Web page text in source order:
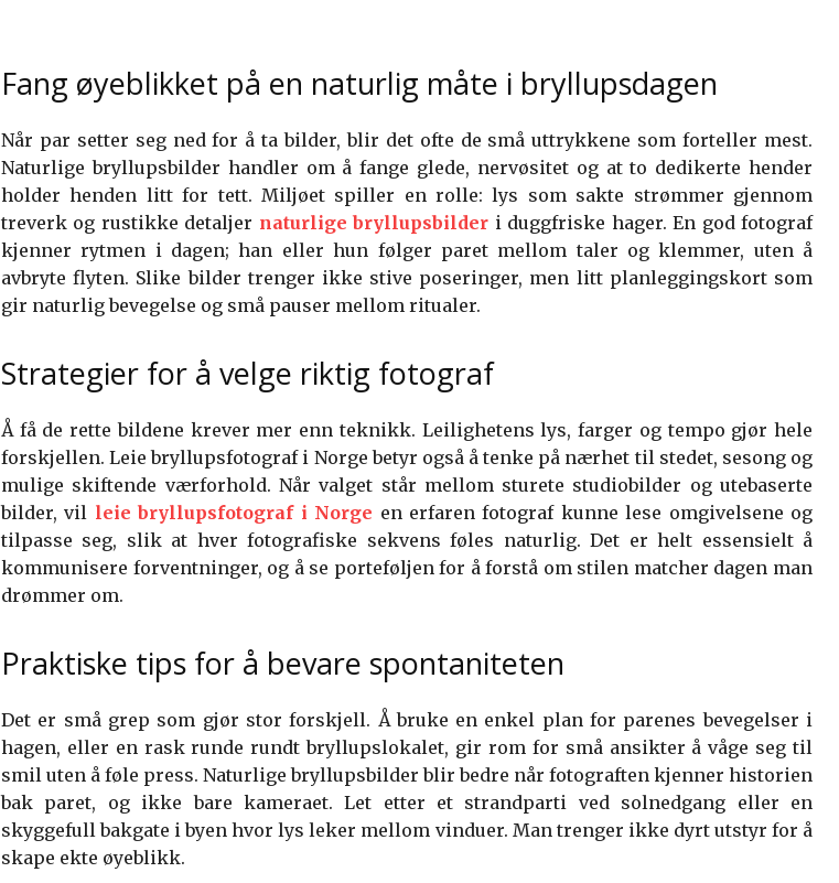
Fang øyeblikket på en naturlig måte i bryllupsdagen
Når par setter seg ned for å ta bilder, blir det ofte de små uttrykkene som forteller mest.
Naturlige bryllupsbilder handler om å fange glede, nervøsitet og at to dedikerte hender
holder henden litt for tett. Miljøet spiller en rolle: lys som sakte strømmer gjennom
treverk og rustikke detaljer naturlige bryllupsbilder i duggfriske hager. En god fotograf
kjenner rytmen i dagen; han eller hun følger paret mellom taler og klemmer, uten å
avbryte flyten. Slike bilder trenger ikke stive poseringer, men litt planleggingskort som
gir naturlig bevegelse og små pauser mellom ritualer.
Strategier for å velge riktig fotograf
Å få de rette bildene krever mer enn teknikk. Leilighetens lys, farger og tempo gjør hele
forskjellen. Leie bryllupsfotograf i Norge betyr også å tenke på nærhet til stedet, sesong og
mulige skiftende værforhold. Når valget står mellom sturete studiobilder og utebaserte
bilder, vil leie bryllupsfotograf i Norge en erfaren fotograf kunne lese omgivelsene og
tilpasse seg, slik at hver fotografiske sekvens føles naturlig. Det er helt essensielt å
kommunisere forventninger, og å se porteføljen for å forstå om stilen matcher dagen man
drømmer om.
Praktiske tips for å bevare spontaniteten
Det er små grep som gjør stor forskjell. Å bruke en enkel plan for parenes bevegelser i
hagen, eller en rask runde rundt bryllupslokalet, gir rom for små ansikter å våge seg til
smil uten å føle press. Naturlige bryllupsbilder blir bedre når fotograften kjenner historien
bak paret, og ikke bare kameraet. Let etter et strandparti ved solnedgang eller en
skyggefull bakgate i byen hvor lys leker mellom vinduer. Man trenger ikke dyrt utstyr for å
skape ekte øyeblikk.